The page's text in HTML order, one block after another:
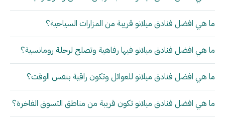
ما هي افضل فنادق ميلانو قريبة من المزارات السياحية؟
ما هي افضل فنادق ميلانو فيها رفاهية وتصلح لرحلة رومانسية؟
ما هي افضل فنادق ميلانو للعوائل وتكون راقية بنفس الوقت؟
ما هي افضل فنادق ميلانو تكون قريبة من مناطق التسوق الفاخرة؟